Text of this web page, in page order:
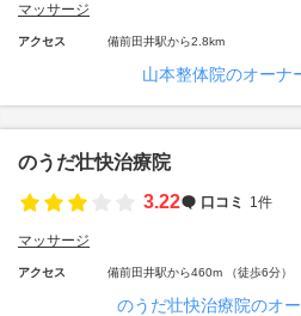
マッサージ
アクセス 備前田井駅から2.8km
山本整体院のオーナ
のうだ壮快治療院
3.22
口コミ 1件
マッサージ
アクセス 備前田井駅から460m （徒歩6分）
のうだ壮快治療院のオ